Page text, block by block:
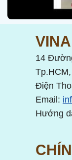
14
Điện
Email:
Hướng